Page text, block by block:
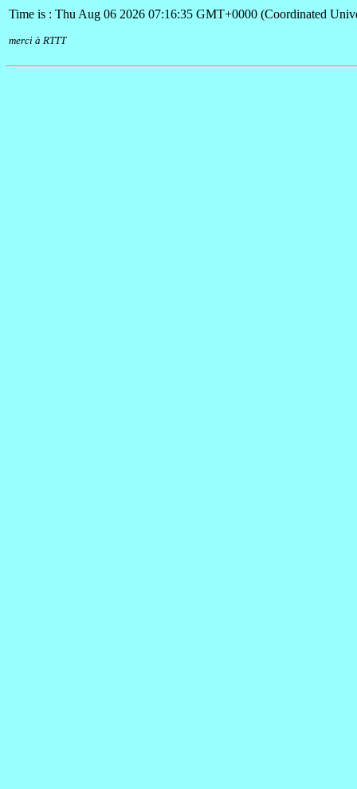
Time is : Thu Aug 06 2026 07:16:35 GMT+0000 (Coordinated
merci à RTTT